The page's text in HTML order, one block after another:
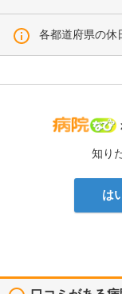
各都道府県の休
知り
は